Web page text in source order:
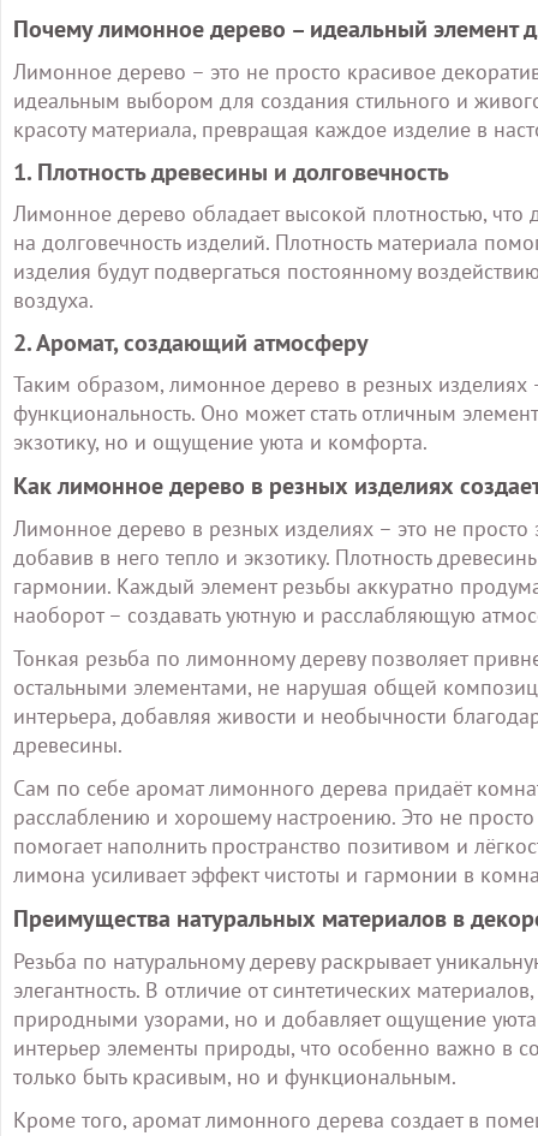
Почему лимонное дерево – идеальный элемент
Лимонное дерево – это не просто красивое
идеальным выбором для создания стильного и
красоту материала, превращая каждое изделие в
1. Плотность древесины и долговечность
Лимонное дерево обладает высокой плотностью, что
на долговечность изделий. Плотность материала
изделия будут подвергаться постоянному
воздуха.
2. Аромат, создающий атмосферу
Таким образом, лимонное дерево в резных изделиях
функциональность. Оно может стать отличным
экзотику, но и ощущение уюта и комфорта.
Как лимонное дерево в резных изделиях
Лимонное дерево в резных изделиях – это не просто
добавив в него тепло и экзотику. Плотность
гармонии. Каждый элемент резьбы аккуратно
наоборот – создавать уютную и расслабляющую
Тонкая резьба по лимонному дереву позволяет
остальными элементами, не нарушая общей
интерьера, добавляя живости и необычности
древесины.
Сам по себе аромат лимонного дерева придаёт
расслаблению и хорошему настроению. Это не
помогает наполнить пространство позитивом и
лимона усиливает эффект чистоты и гармонии в
Преимущества натуральных материалов в
Резьба по натуральному дереву раскрывает
элегантность. В отличие от синтетических
природными узорами, но и добавляет ощущение
интерьер элементы природы, что особенно важно в
только быть красивым, но и функциональным.
Кроме того, аромат лимонного дерева создает в